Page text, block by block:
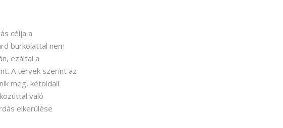
célja a
burkolattal nem
ezáltal a
A tervek szerint az
meg, kétoldali
való
elkerülése